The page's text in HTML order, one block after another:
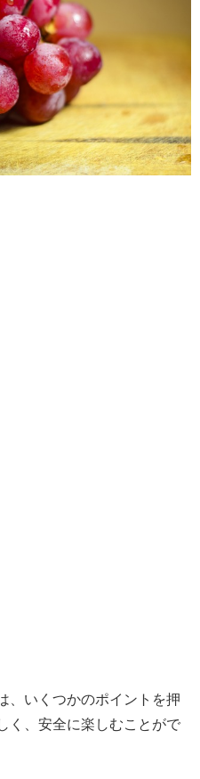
、いくつかのポイントを押
く、安全に楽しむことがで